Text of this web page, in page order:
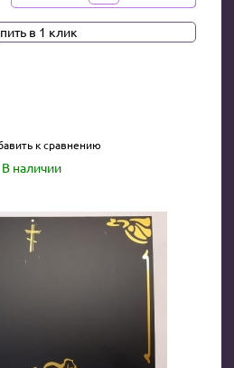
в 1 клик
к сравнению
В наличии